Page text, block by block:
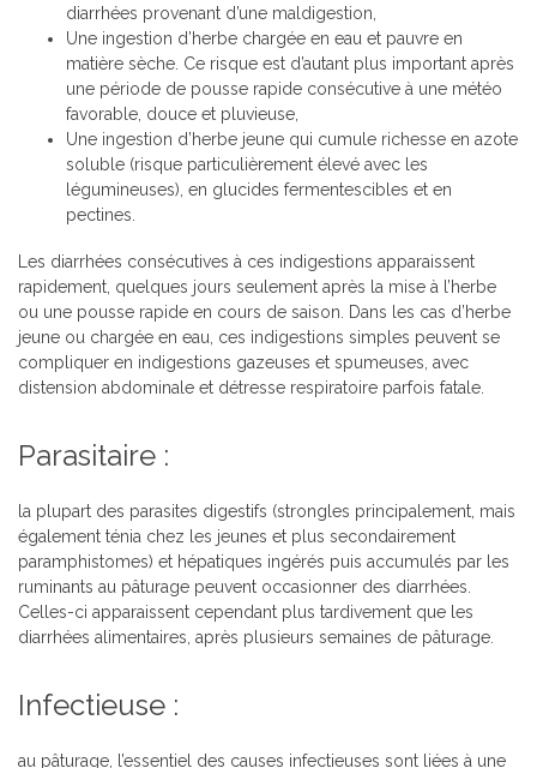
diarrhées provenant d’une maldigestion,
Une ingestion d’herbe chargée en eau et pauvre en
matière sèche. Ce risque est d’autant plus important après
une période de pousse rapide consécutive à une météo
favorable, douce et pluvieuse,
Une ingestion d’herbe jeune qui cumule richesse en azote
soluble (risque particulièrement élevé avec les
légumineuses), en glucides fermentescibles et en
pectines.
Les diarrhées consécutives à ces indigestions apparaissent
rapidement, quelques jours seulement après la mise à l’herbe
ou une pousse rapide en cours de saison. Dans les cas d’herbe
jeune ou chargée en eau, ces indigestions simples peuvent se
compliquer en indigestions gazeuses et spumeuses, avec
distension abdominale et détresse respiratoire parfois fatale.
Parasitaire :
la plupart des parasites digestifs (strongles principalement, mais
également ténia chez les jeunes et plus secondairement
paramphistomes) et hépatiques ingérés puis accumulés par les
ruminants au pâturage peuvent occasionner des diarrhées.
Celles-ci apparaissent cependant plus tardivement que les
diarrhées alimentaires, après plusieurs semaines de pâturage.
Infectieuse :
au pâturage, l’essentiel des causes infectieuses sont liées à une